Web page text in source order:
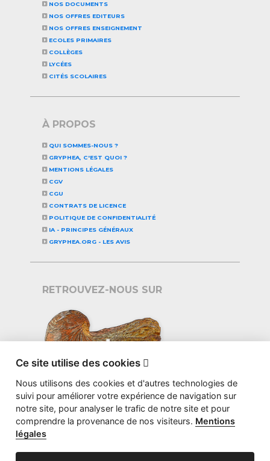
NOS DOCUMENTS
NOS OFFRES EDITEURS
NOS OFFRES ENSEIGNEMENT
ECOLES PRIMAIRES
COLLÈGES
LYCÉES
CITÉS SCOLAIRES
À PROPOS
QUI SOMMES-NOUS ?
GRYPHEA, C'EST QUOI ?
MENTIONS LÉGALES
CGV
CGU
CONTRATS DE LICENCE
POLITIQUE DE CONFIDENTIALITÉ
IA - PRINCIPES GÉNÉRAUX
GRYPHEA.ORG - LES AVIS
RETROUVEZ-NOUS SUR
Ce site utilise des cookies 
Nous utilisons des cookies et d'autres technologies de
suivi pour améliorer votre expérience de navigation sur
notre site, pour analyser le trafic de notre site et pour
comprendre la provenance de nos visiteurs. Mentions
légales